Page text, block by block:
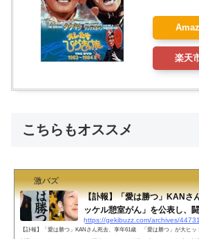
楽天
こちらもオススメ
激バズ
【訃報】「愛は勝つ」KANさ
ッケル憩室がん」を公表し、
https://gekibuzz.com/archives/44731
【訃報】「愛は勝つ」KANさん死去、享年61歳 「愛は勝つ」が大ヒ